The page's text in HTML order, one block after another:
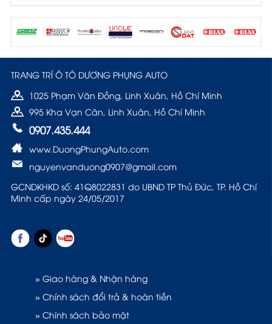
TRANG TRÍ Ô TÔ DƯƠNG PHỤNG AUTO
1025 Phạm Văn Đồng, Linh Xuân, Hồ Chí Minh
995 Kha Vạn Cân, Linh Xuân, Hồ Chí Minh
0907.435.444
www.DuongPhungAuto.com
nguyenvanduong0907@gmail.com
GCNDKHKD số: 41Q8022831 do UBND TP Thủ Đức, TP. Hồ Chí
Minh cấp ngày 24/05/2017
» Giao hàng & Nhận hàng
» Chính sách đổi trả & hoàn tiền
» Chính sách bảo mật